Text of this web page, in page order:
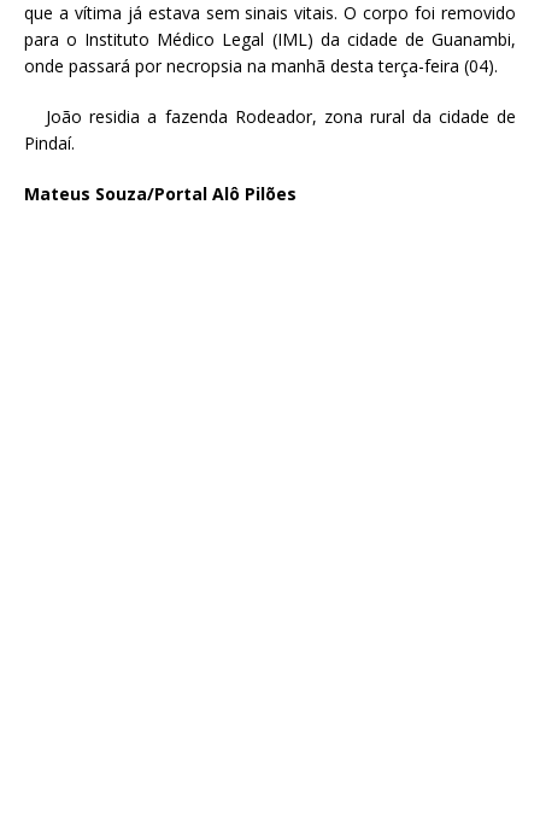
que a vítima já estava sem sinais vitais. O corpo foi removido
para o Instituto Médico Legal (IML) da cidade de Guanambi,
onde passará por necropsia na manhã desta terça-feira (04).
João residia a fazenda Rodeador, zona rural da cidade de
Pindaí.
Mateus Souza/Portal Alô Pilões